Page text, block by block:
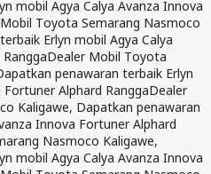
mobil Agya Calya Avanza Innova
Toyota Semarang Nasmoco
Erlyn mobil Agya Calya
Dealer Mobil Toyota
penawaran terbaik Erlyn
Alphard RanggaDealer
Kaligawe, Dapatkan penawaran
Innova Fortuner Alphard
Nasmoco Kaligawe,
mobil Agya Calya Avanza Innova